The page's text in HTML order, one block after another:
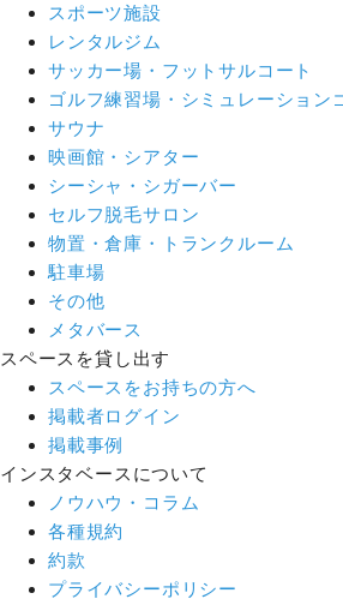
スポーツ施設
レンタルジム
サッカー場・フットサルコート
ゴルフ練習場・シミュレーション
サウナ
映画館・シアター
シーシャ・シガーバー
セルフ脱毛サロン
物置・倉庫・トランクルーム
駐車場
その他
メタバース
スペースを貸し出す
スペースをお持ちの方へ
掲載者ログイン
掲載事例
インスタベースについて
ノウハウ・コラム
各種規約
約款
プライバシーポリシー